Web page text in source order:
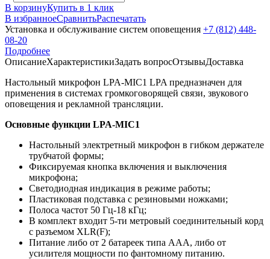
В корзинуКупить в 1 клик
В избранноеСравнитьРаспечатать
Установка и обслуживание систем оповещения +7 (812) 448-
08-20
Подробнее
ОписаниеХарактеристикиЗадать вопросОтзывыДоставка
Настольный микрофон LPA-MIC1 LPA предназначен для
применения в системах громкоговорящей связи, звукового
оповещения и рекламной трансляции.
Основные функции LPA-MIC1
Настольный электретный микрофон в гибком держателе
трубчатой формы;
Фиксируемая кнопка включения и выключения
микрофона;
Светодиодная индикация в режиме работы;
Пластиковая подставка с резиновыми ножками;
Полоса частот 50 Гц-18 кГц;
В комплект входит 5-ти метровый соединительный корд
с разъемом XLR(F);
Питание либо от 2 батареек типа АAА, либо от
усилителя мощности по фантомному питанию.